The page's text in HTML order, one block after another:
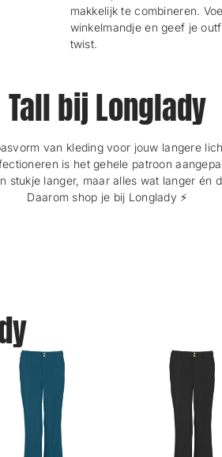
makkelijk te combineren.
winkelmandje en geef je
twist.
.
.
Tall bij Longlady
van kleding voor jouw langere
is het gehele patroon
stukje langer, maar alles wat langer én
Daarom shop je bij Longlady ⚡️